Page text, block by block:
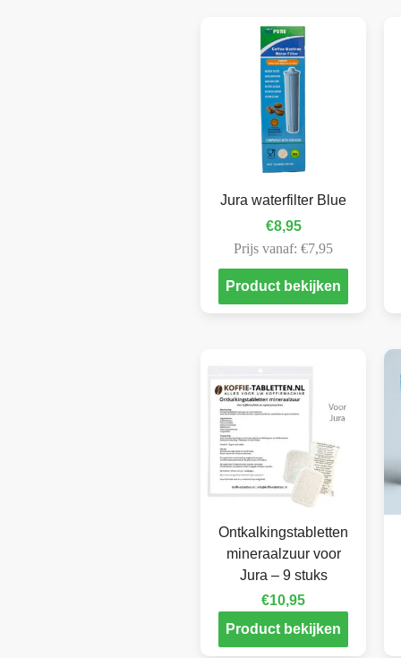
Jura waterfilter Blue
€8,95
Prijs vanaf: €7,95
Product bekijken
Ontkalkingstabletten
mineraalzuur voor
Jura – 9 stuks
€10,95
Product bekijken